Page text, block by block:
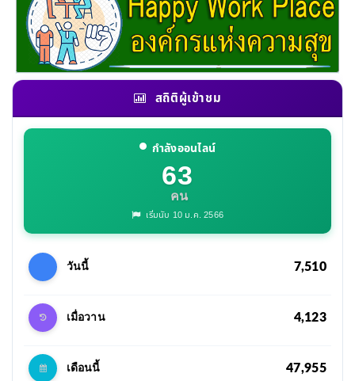
สถิติผู้เข้าชม
กำลังออนไลน์
63
คน
เริ่มนับ 10 ม.ค. 2566
วันนี้ 7,510
เมื่อวาน 4,123
เดือนนี้ 47,955